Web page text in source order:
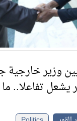
وزير خارجية
يشعل تفاعلا..